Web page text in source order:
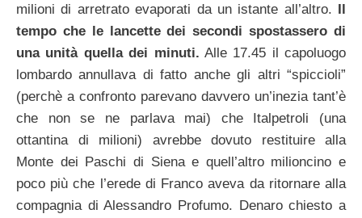
milioni di arretrato evaporati da un istante all’altro. Il
tempo che le lancette dei secondi spostassero di
una unità quella dei minuti. Alle 17.45 il capoluogo
lombardo annullava di fatto anche gli altri “spiccioli”
(perchè a confronto parevano davvero un’inezia tant’è
che non se ne parlava mai) che Italpetroli (una
ottantina di milioni) avrebbe dovuto restituire alla
Monte dei Paschi di Siena e quell’altro milioncino e
poco più che l’erede di Franco aveva da ritornare alla
compagnia di Alessandro Profumo. Denaro chiesto a